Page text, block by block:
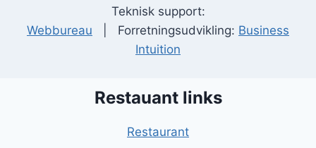
Teknisk support:
Webbureau | Forretningsudvikling: Business
Intuition
Restauant links
Restaurant